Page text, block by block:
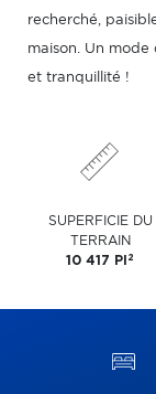
recherché,
maison. Un
et tranquillité !
SUPERFICIE DU
TERRAIN
10 417 PI 2